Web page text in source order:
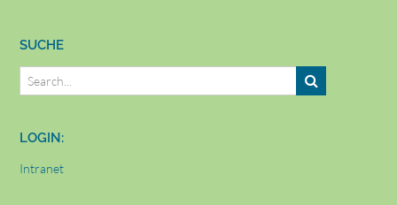
SUCHE
LOGIN:
Intranet